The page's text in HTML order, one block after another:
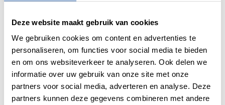
Deze website maakt gebruik van cookies
We gebruiken cookies om content en advertenties te
personaliseren, om functies voor social media te bieden
en om ons websiteverkeer te analyseren. Ook delen we
informatie over uw gebruik van onze site met onze
partners voor social media, adverteren en analyse. Deze
partners kunnen deze gegevens combineren met andere
Fitting E27
Max. Wattage per lichtpunt 7
Energielabel F
Lichtkleur 2200 Kelvin